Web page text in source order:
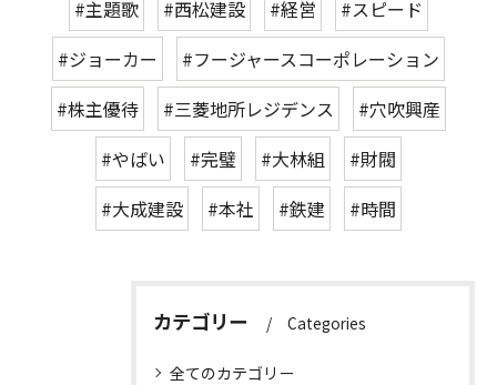
#主題歌
#西松建設 #経営
#スピード
#ジョーカー
#フージャースコーポレーション
#株主優待
#三菱地所レジデンス
#穴吹興産
#やばい
#完璧 #大林組
#財閥
#大成建設
#本社 #鉄建 #時間
カテゴリー Categories
全てのカテゴリー